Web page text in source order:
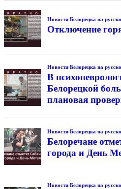
Новости Белорецка на
Отключение
Новости Белорецка на
В
Белорецкой
плановая
Новости Белорецка на
Белоречане
города и День
Новости Белорецка на